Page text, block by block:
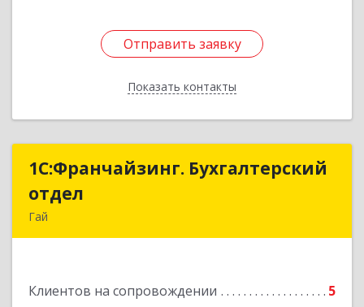
Отправить заявку
Показать контакты
Отправить заявку
Назад
1С:Франчайзинг. Бухгалтерский
отдел
Гай
Клиентов на сопровождении 5
1С:Франчайзинг. Бухгалтерский
Подробнее